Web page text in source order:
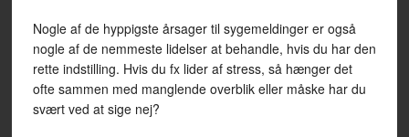
Nogle af de hyppigste årsager til sygemeldinger er også
nogle af de nemmeste lidelser at behandle, hvis du har den
rette indstilling. Hvis du fx lider af stress, så hænger det
ofte sammen med manglende overblik eller måske har du
svært ved at sige nej?